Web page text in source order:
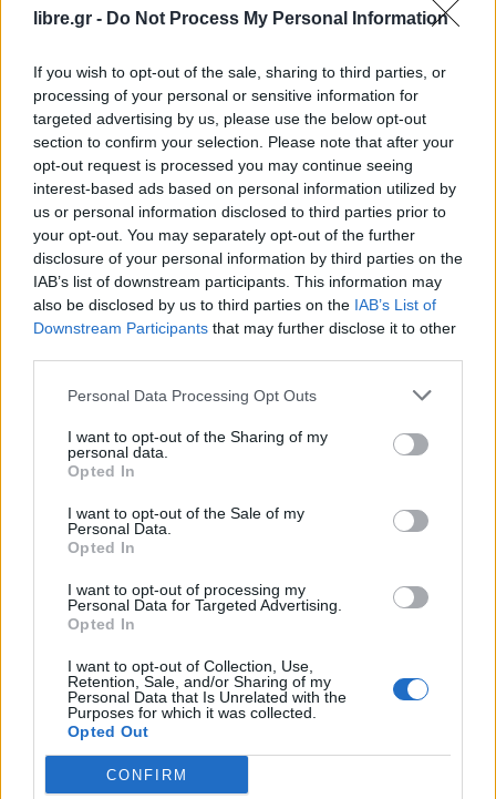
libre.gr - Do Not Process My Personal Information
If you wish to opt-out of the sale, sharing to third parties, or
processing of your personal or sensitive information for
targeted advertising by us, please use the below opt-out
section to confirm your selection. Please note that after your
opt-out request is processed you may continue seeing
interest-based ads based on personal information utilized by
us or personal information disclosed to third parties prior to
your opt-out. You may separately opt-out of the further
disclosure of your personal information by third parties on the
IAB’s list of downstream participants. This information may
also be disclosed by us to third parties on the IAB’s List of
Downstream Participants that may further disclose it to other
Personal Data Processing Opt Outs
I want to opt-out of the Sharing of my
personal data.
Opted In
I want to opt-out of the Sale of my
Personal Data.
Opted In
I want to opt-out of processing my
Personal Data for Targeted Advertising.
Opted In
I want to opt-out of Collection, Use,
Retention, Sale, and/or Sharing of my
Personal Data that Is Unrelated with the
Purposes for which it was collected.
Opted Out
CONFIRM
ΕΙΔΉΣΕΙΣ ΕΛΛΆΔΑ
Εύβοια: Πέθανε ο 37χρονος
μοτοσικλετιστής που είχε
τραυματιστεί σε τροχαίο
6 Αυγούστου, 2026
Βαρύ πένθος σε συγγενείς και φίλους έχει
προκαλέσει η είδηση ότι έφυγε από τη ζωή ο
37χρονος ο οποίος είχε τραυματιστεί σοβαρά σε
τροχαίο με αγριογούρουνο. Το περιστατικό
συνέβη τα ξημερώματα της Κυριακής 2
Αυγούστου, στην περιοχή Κοχύλι, κοντά στη
Λίμνη, στην Εύβοια, όπου δραστηριοποιούνταν
επαγγελματικά έχοντας κατάστημα εστίασης.